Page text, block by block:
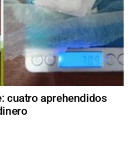
cuatro aprehendidos